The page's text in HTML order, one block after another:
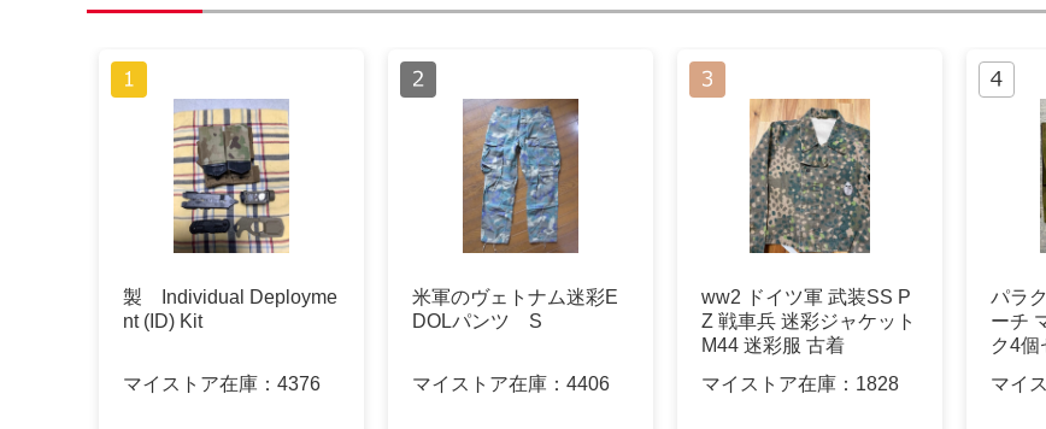
製 Individual Deployme
nt (ID) Kit
マイストア在庫： 4376
米軍のヴェトナム迷彩E
DOLパンツ S
マイストア在庫： 4406
ww2 ドイツ軍 武装SS P
Z 戦車兵 迷彩ジャケット
M44 迷彩服 古着
マイストア在庫： 1828
パラ
ーチ
ク4個
マイ